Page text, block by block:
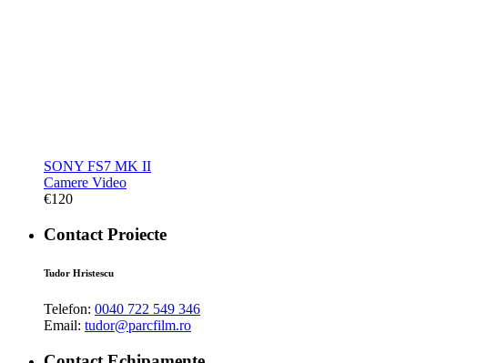
SONY FS7 MK II
Camere Video
€120
Contact Proiecte
Tudor Hristescu
Telefon: 0040 722 549 346
Email: tudor@parcfilm.ro